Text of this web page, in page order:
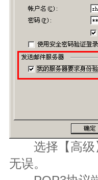
选择【高级】
无误。